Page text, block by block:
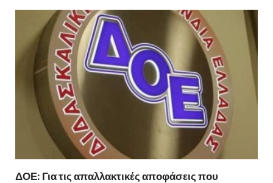
ΔΟΕ: Για τις απαλλακτικές αποφάσεις που